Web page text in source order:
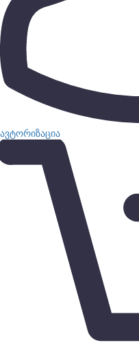
ავტორიზაცია